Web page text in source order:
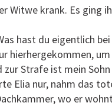
Witwe krank. Es ging
hast du eigentlich
hierhergekommen,
zur Strafe ist mein
Elia nur, nahm das
wo er